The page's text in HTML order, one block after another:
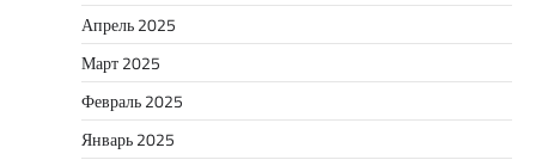
Апрель 2025
Март 2025
Февраль 2025
Январь 2025